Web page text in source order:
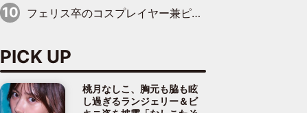
フェリス卒のコスプレイヤー兼ピアニスト、まばゆいばかりのグラビアショット
PICK UP
桃月なしこ、胸元も脇も眩
し過ぎるランジェリー＆ビ